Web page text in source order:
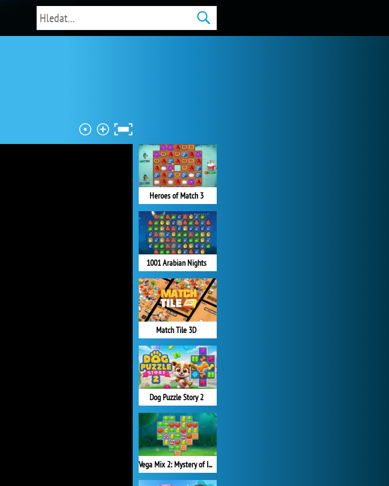
Heroes of Match 3
1001 Arabian Nights
Match Tile 3D
Dog Puzzle Story 2
Vega Mix 2: Mystery of Island